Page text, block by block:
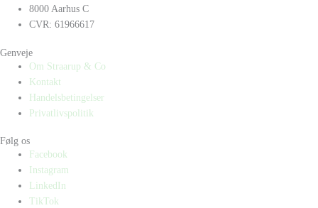
8000 Aarhus C
CVR: 61966617
Genveje
Om Straarup & Co
Kontakt
Handelsbetingelser
Privatlivspolitik
Følg os
Facebook
Instagram
LinkedIn
TikTok